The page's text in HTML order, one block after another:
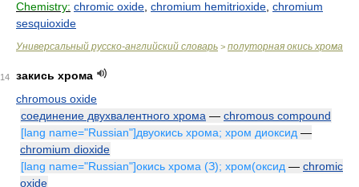
Chemistry: chromic oxide chromium hemitrioxide chromium
sesquioxide
Универсальный русско-английский словарь > полуторная окись хрома
14
закись хрома
chromous oxide
соединение двухвалентного хрома — chromous compound
[lang name="Russian"]двуокись хрома; хром диоксид —
chromium dioxide
[lang name="Russian"]окись хрома (З); хром(оксид — chromic
oxide